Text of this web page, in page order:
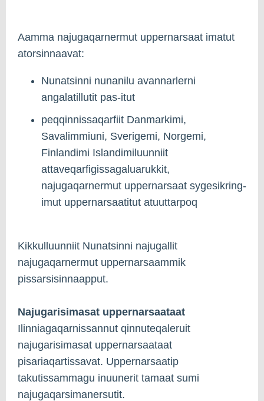
Aamma najugaqarnermut uppernarsaat imatut
atorsinnaavat:
Nunatsinni nunanilu avannarlerni
angalatillutit pas-itut
peqqinnissaqarfiit Danmarkimi,
Savalimmiuni, Sverigemi, Norgemi,
Finlandimi Islandimiluunniit
attaveqarfigissagaluarukkit,
najugaqarnermut uppernarsaat sygesikring-
imut uppernarsaatitut atuuttarpoq
Kikkulluunniit Nunatsinni najugallit
najugaqarnermut uppernarsaammik
pissarsisinnaapput.
Najugarisimasat uppernarsaataat
Ilinniagaqarnissannut qinnuteqaleruit
najugarisimasat uppernarsaataat
pisariaqartissavat. Uppernarsaatip
takutissammagu inuunerit tamaat sumi
najugaqarsimanersutit.